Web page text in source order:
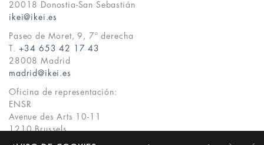
20018 Donostia-San Sebastián
ikei@ikei.es
Paseo de Moret, 9, 7º derecha
T. +34 653 42 17 43
28008 Madrid
madrid@ikei.es
Oficina de representación:
ENSR
Avenue des Arts 10-11
1210 Brussels